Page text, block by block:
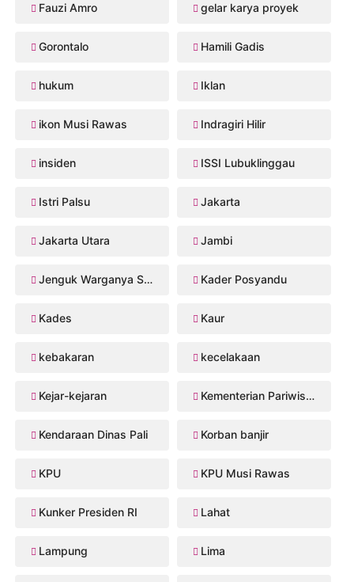
Fauzi Amro gelar karya proyek
Gorontalo Hamili Gadis
hukum Iklan
ikon Musi Rawas Indragiri Hilir
insiden ISSI Lubuklinggau
Istri Palsu Jakarta
Jakarta Utara Jambi
Jenguk Warganya Sakit Kader Posyandu
Kades Kaur
kebakaran kecelakaan
Kejar-kejaran Kementerian Pariwisata
Kendaraan Dinas Pali Korban banjir
KPU KPU Musi Rawas
Kunker Presiden RI Lahat
Lampung Lima